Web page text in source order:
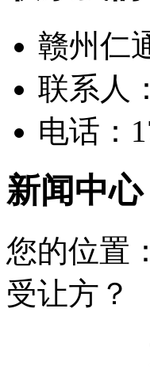
赣州仁
联系人
电话：
新闻中心
您的位置：
受让方？